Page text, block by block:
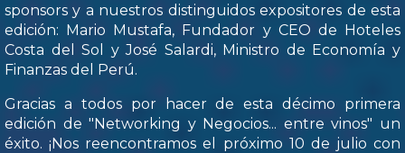
sponsors y a nuestros distinguidos expositores de esta
edición: Mario Mustafa, Fundador y CEO de Hoteles
Costa del Sol y José Salardi, Ministro de Economía y
Finanzas del Perú.
Gracias a todos por hacer de esta décimo primera
edición de "Networking y Negocios... entre vinos" un
éxito. ¡Nos reencontramos el próximo 10 de julio con